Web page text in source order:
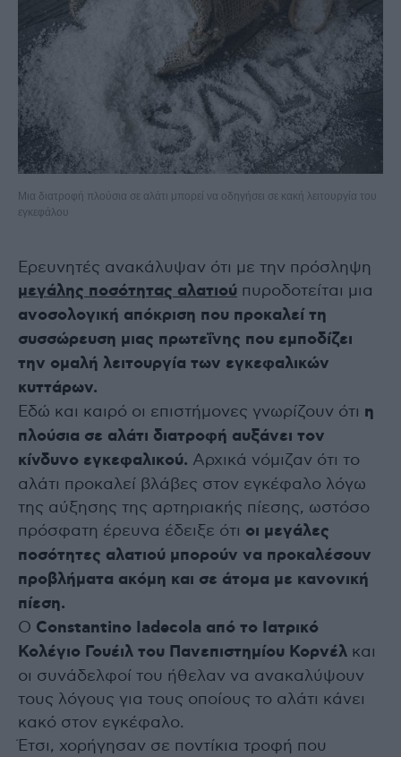
Μια διατροφή πλούσια σε αλάτι μπορεί να οδηγήσει σε κακή λειτουργία του
εγκεφάλου
Ερευνητές ανακάλυψαν ότι με την πρόσληψη
μεγάλης ποσότητας αλατιού πυροδοτείται μια
ανοσολογική απόκριση που προκαλεί τη
συσσώρευση μιας πρωτεΐνης που εμποδίζει
την ομαλή λειτουργία των εγκεφαλικών
κυττάρων.
Εδώ και καιρό οι επιστήμονες γνωρίζουν ότι η
πλούσια σε αλάτι διατροφή αυξάνει τον
κίνδυνο εγκεφαλικού. Αρχικά νόμιζαν ότι το
αλάτι προκαλεί βλάβες στον εγκέφαλο λόγω
της αύξησης της αρτηριακής πίεσης, ωστόσο
πρόσφατη έρευνα έδειξε ότι οι μεγάλες
ποσότητες αλατιού μπορούν να προκαλέσουν
προβλήματα ακόμη και σε άτομα με κανονική
πίεση.
Ο Constantino Iadecola από το Ιατρικό
Κολέγιο Γουέιλ του Πανεπιστημίου Κορνέλ και
οι συνάδελφοί του ήθελαν να ανακαλύψουν
τους λόγους για τους οποίους το αλάτι κάνει
κακό στον εγκέφαλο.
Έτσι, χορήγησαν σε ποντίκια τροφή που